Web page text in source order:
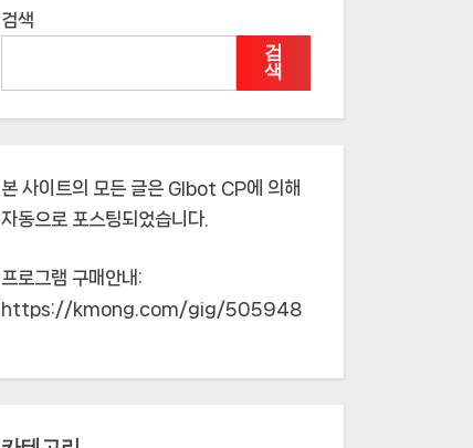
검색
검
색
본 사이트의 모든 글은 Glbot CP에 의해
자동으로 포스팅되었습니다.
프로그램 구매안내:
https://kmong.com/gig/505948